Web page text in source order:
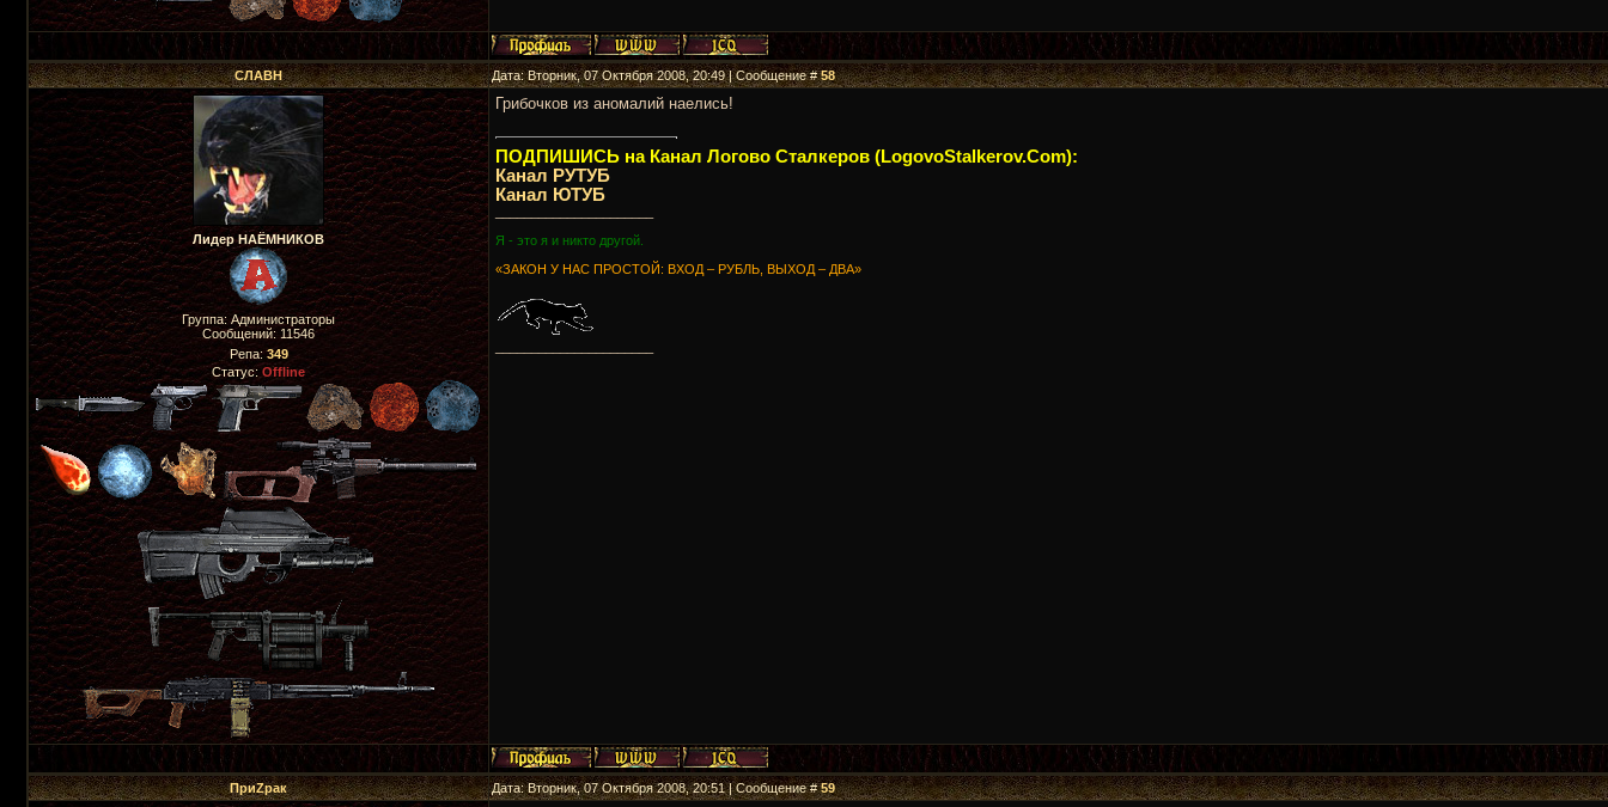
СЛАВН Дата: Вторник, 07 Октября 2008, 20:49 | Сообщение #58
Лидер НАЁМНИКОВ
Группа: Администраторы
Сообщений: 11546
Репа: 349
Статус: Offline
Грибочков из аномалий наелись!
ПОДПИШИСЬ на Канал Логово Сталкеров (LogovoStalkerov.Com):
Канал РУТУБ
Канал ЮТУБ
Я - это я и никто другой.
«ЗАКОН У НАС ПРОСТОЙ: ВХОД – РУБЛЬ, ВЫХОД – ДВА»
ПриZрак Дата: Вторник, 07 Октября 2008, 20:51 | Сообщение #59